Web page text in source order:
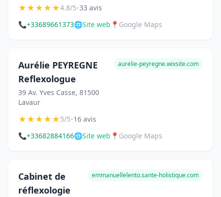
★★★★★4.8/5•33 avis
📞+33689661373🌐Site web 📍 Google Maps
Aurélie PEYREGNE
Reflexologue
39 Av. Yves Casse, 81500
Lavaur
aurelie-peyregne.wixsite.com
★★★★★5/5•16 avis
📞+33682884166🌐Site web 📍 Google Maps
Cabinet de
réflexologie
emmanuellelento.sante-holistique.com